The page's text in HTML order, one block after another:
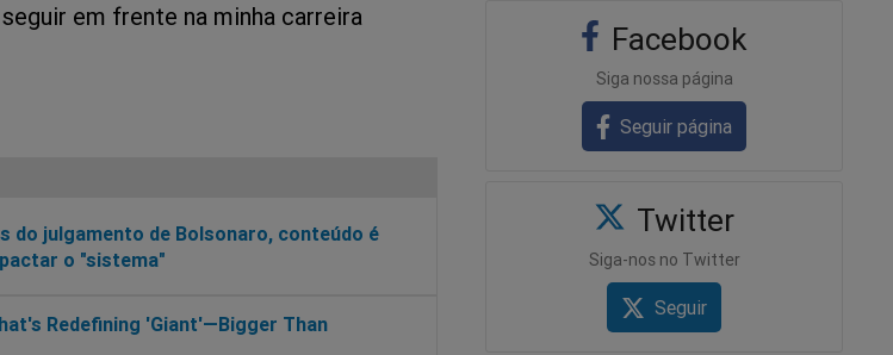
em frente na minha carreira
do julgamento de Bolsonaro, conteúdo é
o "sistema"
Facebook
Siga nossa página
Seguir página
Twitter
Siga-nos no Twitter
Seguir